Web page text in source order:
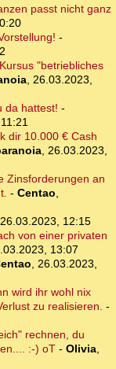
passt nicht ganz
-
"betriebliches
, 26.03.2023,
da hattest! -
dir 10.000 € Cash
, 26.03.2023,
Zinsforderungen an
- Centao,
26.03.2023, 12:15
von einer privaten
13:07
, 26.03.2023,
wird ihr wohl nix
zu realisieren. -
rechnen, du
:-) oT - Olivia,